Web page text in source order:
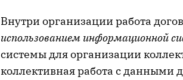
Внутри организации работа
использованием информационной
системы для организации
коллективная работа с данными